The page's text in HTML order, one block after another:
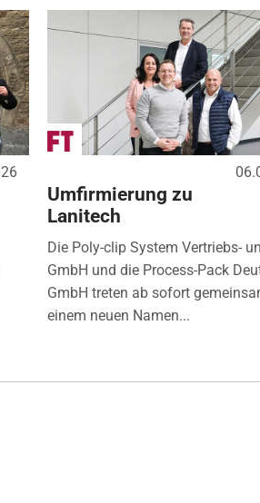
Umfirmierung zu
Lanitech
Die Poly-clip System Vertriebs-
GmbH und die Process-Pack
GmbH treten ab sofort
einem neuen Namen...